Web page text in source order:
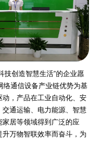
技创造智慧生活”的企业愿
络通信设备产业链优势为基
，产品在工业自动化、安
交通运输、电力能源、智慧
居等领域得到广泛的应
万物智联效率而奋斗，为